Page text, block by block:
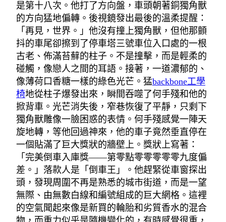
是第十八次。他打了方向盤，車頭朝著銅獨角獸
的方向猛地偏轉。後視鏡發出最後的溫柔提醒：
「再見，世界。」他沒有撞上獨角獸，但他那顫
抖的車尾卻擦到了停車塔三號車位入口處的一根
古老、佈滿苔蘚的柱子。不是撞擊，而是輕柔的
碰觸，像戀人之間的耳語。接著，一道濃郁的、
像薄荷口香糖一樣的綠色光芒。猛backbone工學
椅地從柱子爆發出來，瞬間吞噬了何手殘和他的
掀背車。光芒消失後，窄巷恢復了平靜，只剩下
獨角獸雕像一臉困惑的表情。何手殘感覺一陣天
旋地轉，等他回過神來，他的車子竟然垂直停在
一個貼滿了巨大獎狀的牆壁上。獎狀上寫著：
「完美倒車入庫獎——第零點零零零零零九度偏
差。」落款人是「倒車王」。他趕緊從車窗探出
頭，發現周圍不再是熟悉的城市街道，而是一望
無際、由無數白線和編號組成的巨大網格。這裡
的空氣聞起來像是新買的輪胎和劣質香水的混合